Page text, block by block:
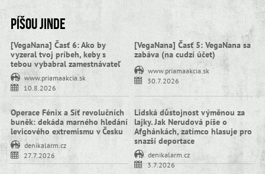
Píšou jinde
[VegaNana] Časť 6: Ako by
vyzeral tvoj príbeh, keby s
tebou vybabral zamestnávateľ
www.priamaakcia.sk
10.8.2026
[VegaNana] Časť 5: VegaNana sa
zabáva (na cudzí účet)
www.priamaakcia.sk
30.7.2026
Operace Fénix a Síť revolučních
buněk: dekáda marného hledání
levicového extremismu v Česku
denikalarm.cz
27.7.2026
Lidská důstojnost výměnou za
lajky. Jak Nerudová píše o
Afghánkách, zatímco hlasuje pro
snazší deportace
denikalarm.cz
3.7.2026